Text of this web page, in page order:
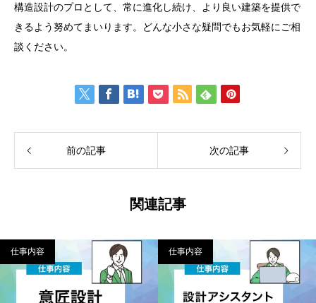
構造設計のプロとして、常に進化し続け、より良い建築を提供で
きるよう努めてまいります。どんな小さな疑問でもお気軽にご相
談ください。
前の記事 次の記事
関連記事
仕事内容 仕事内容